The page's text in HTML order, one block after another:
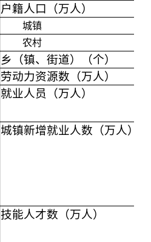
户籍人口（万人）
城镇
农村
乡（镇、街道）（个）
劳动力资源数（万人）
就业人员（万人）
城镇新增就业人数（万人）
技能人才数（万人）